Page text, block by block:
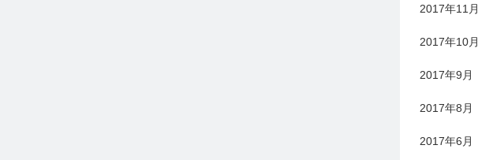
2017年11月
2017年10月
2017年9月
2017年8月
2017年6月